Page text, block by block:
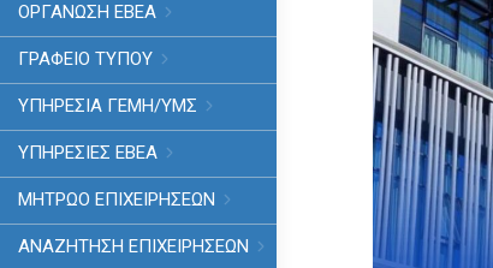
ΟΡΓΑΝΩΣΗ ΕΒΕΑ
ΓΡΑΦΕΙΟ ΤΥΠΟΥ
ΥΠΗΡΕΣΊΑ ΓΕΜΗ/ΥΜΣ
ΥΠΗΡΕΣΙΕΣ ΕΒΕΑ
ΜΗΤΡΩΟ ΕΠΙΧΕΙΡΗΣΕΩΝ
ΑΝΑΖΗΤΗΣΗ ΕΠΙΧΕΙΡΗΣΕΩΝ